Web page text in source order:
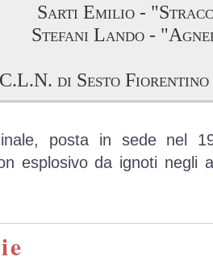
Sarti Emilio -
Stefani Lando -
di Sesto Fiorentino
posta in sede nel
esplosivo da ignoti negli